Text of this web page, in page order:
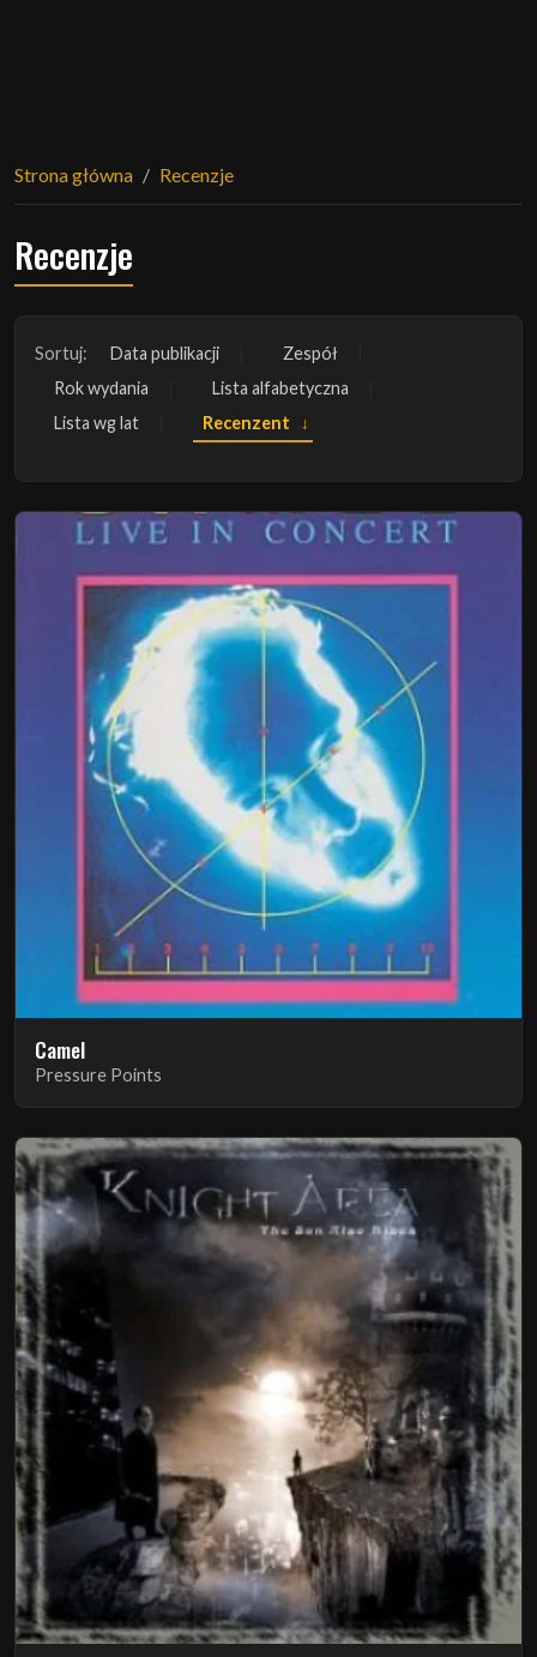
Strona główna Recenzje
Recenzje
Sortuj: Data publikacji
Zespół
Rok wydania
Lista alfabetyczna
Lista wg lat
Recenzent
Camel
Pressure Points